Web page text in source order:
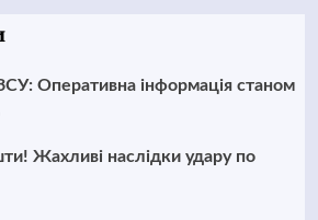
Оперативна інформація станом
Жахливі наслідки удару по